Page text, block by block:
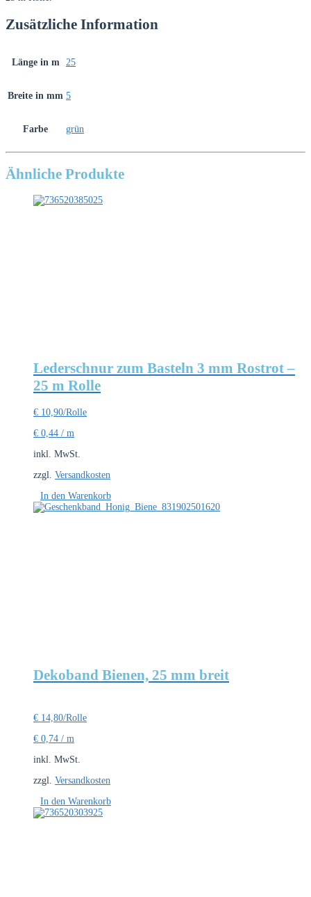
Zusätzliche Information
Länge in m 25
Breite in mm 5
Farbe grün
Ähnliche Produkte
Lederschnur zum Basteln 3 mm Rostrot –
25 m Rolle
€ 10,90/Rolle
€ 0,44 / m
inkl. MwSt.
zzgl. Versandkosten
In den Warenkorb
Dekoband Bienen, 25 mm breit
€ 14,80/Rolle
€ 0,74 / m
inkl. MwSt.
zzgl. Versandkosten
In den Warenkorb